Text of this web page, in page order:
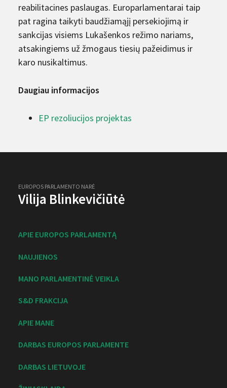
reabilitacines paslaugas. Europarlamentarai taip
pat ragina taikyti baudžiamąjį persekiojimą ir
sankcijas visiems Lukašenkos režimo nariams,
atsakingiems už žmogaus tiesių pažeidimus ir
karo nusikaltimus.
Daugiau informacijos
EP rezoliucijos projektas
EUROPOS PARLAMENTO NARĖ
Vilija Blinkevičiūtė
APIE EUROPOS PARLAMENTĄ
NAUJIENOS
MANO PARLAMENTINĖ VEIKLA
S&D FRAKCIJA
APIE MANE
DARBAS EUROPOS PARLAMENTE
DARBAS LIETUVOJE